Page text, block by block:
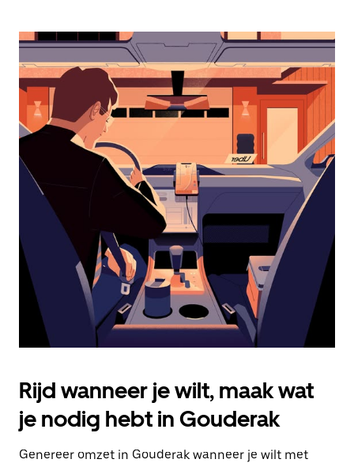
de
te
openen
een
datum
te
selecteren.
Druk
Escape
agenda
te
sluiten.
Rijd wanneer je wilt, maak wat
je nodig hebt in Gouderak
Genereer omzet in Gouderak wanneer je wilt met